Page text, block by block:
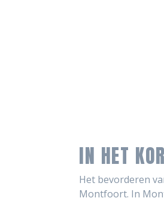
IN HET
Het bevorderen
Montfoort. In